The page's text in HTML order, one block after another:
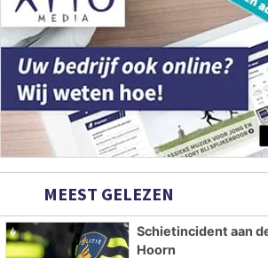
MEEST GELEZEN
Schietincident aan
Hoorn